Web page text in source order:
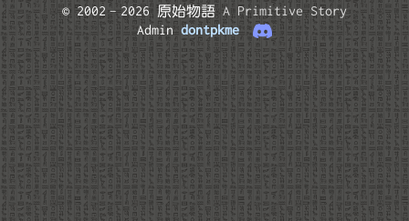
© 2002–2026 原始物語A Primitive Story
Admin dontpkme